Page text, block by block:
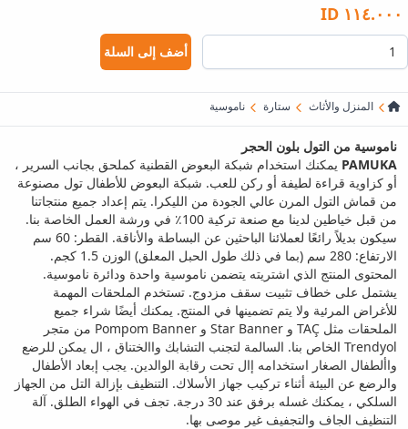
١١٤.٠٠٠ ID
أضف إلى السلة
المنزل والأثاث ستارة ناموسية
ناموسية من التول بلون الحجر
PAMUKA يمكنك استخدام شبكة البعوض القطنية كملحق بجانب السرير ،
أو كزاوية قراءة لطيفة أو ركن للعب. شبكة البعوض للأطفال تول مصنوعة
من قماش التول المرن عالي الجودة من الليكرا. يتم إعداد جميع منتجاتنا
من قبل خياطين لدينا مع صنعة تركية 100٪ في ورشة العمل الخاصة بنا.
سيكون بديلاً رائعًا لعملائنا الباحثين عن البساطة والأناقة. القطر: 60 سم
الارتفاع: 280 سم (بما في ذلك طول الحبل المعلق) الوزن 1.5 كجم.
المحتوى المنتج الذي اشتريته يتضمن ناموسية واحدة ودائرة ناموسية.
يشتمل على خطاف تثبيت سقف مزدوج. تستخدم الملحقات المهمة
للأغراض المرئية ولا يتم تضمينها في المنتج. يمكنك أيضًا شراء جميع
الملحقات مثل TAÇ و Star Banner و Pompom Banner من متجر
Trendyol الخاص بنا. السالمة لتجنب التشابك واالختناق ، ال يمكن للرضع
واألطفال الصغار استخدامه إال تحت رقابة الوالدين. يجب إبعاد الأطفال
والرضع عن البيئة أثناء تركيب جهاز الأسلاك. التنظيف بإزالة التل من الجهاز
السلكي ، يمكنك غسله برفق عند 30 درجة. تجف في الهواء الطلق. آلة
التنظيف الجاف والتجفيف غير موصى بها.